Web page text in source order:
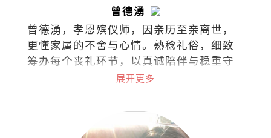
曾德湧
曾德湧，孝恩殡仪师，因亲历至亲离世，
更懂家属的不舍与心情。熟稔礼俗，细致
筹办每个丧礼环节，以真诚陪伴与稳重守
护，让每一份告别更贴近心意。
展开更多